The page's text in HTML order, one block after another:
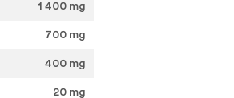
1 400 mg
700 mg
400 mg
20 mg